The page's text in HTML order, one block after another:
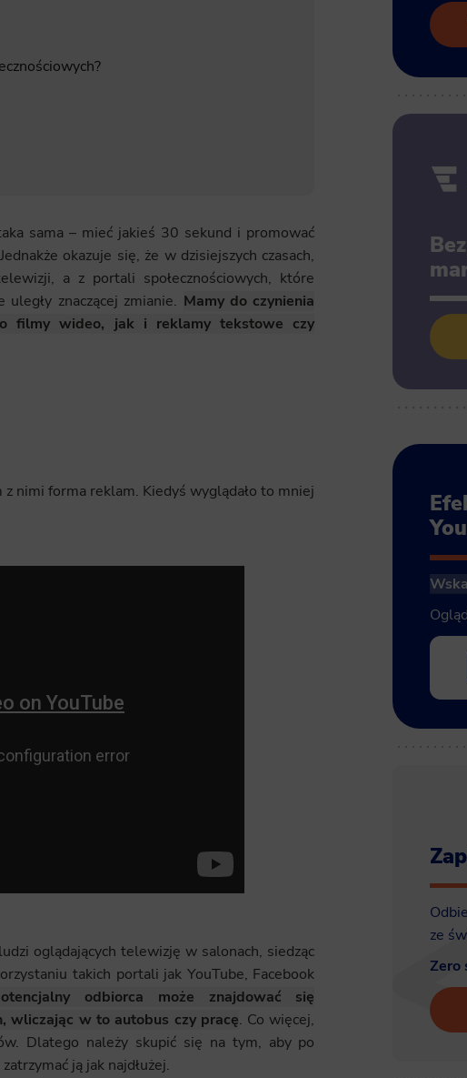
sama – mieć jakieś 30 sekund i promować
okazuje się, że w dzisiejszych czasach,
a z portali społecznościowych, które
znaczącej zmianie. Mamy do czynienia
filmy wideo, jak i reklamy tekstowe czy
nimi forma reklam. Kiedyś wyglądało to mniej
oglądających telewizję w salonach, siedząc
takich portali jak YouTube, Facebook
odbiorca może znajdować się
wliczając w to autobus czy pracę. Co więcej,
Dlatego należy skupić się na tym, aby po
ją jak najdłużej.
ze
Zero